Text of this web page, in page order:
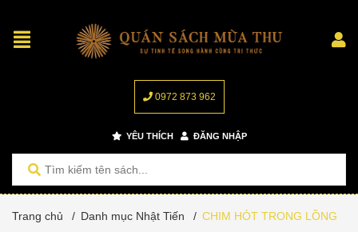
0972 873 962
YÊU THÍCH ĐĂNG NHẬP
Trang chủ / Danh mục Nhật Tiến / CHIM HÓT TRONG LỒNG